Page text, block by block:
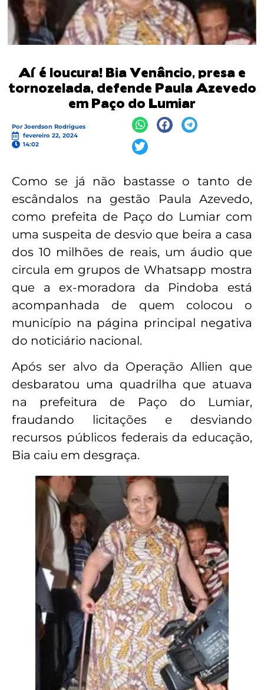
Aí é loucura! Bia Venâncio, presa e
tornozelada, defende Paula Azevedo
em Paço do Lumiar
Por Joerdson Rodrigues
fevereiro 22, 2024
14:02
Como se já não bastasse o tanto de
escândalos na gestão Paula Azevedo,
como prefeita de Paço do Lumiar com
uma suspeita de desvio que beira a casa
dos 10 milhões de reais, um áudio que
circula em grupos de Whatsapp mostra
que a ex-moradora da Pindoba está
acompanhada de quem colocou o
município na página principal negativa
do noticiário nacional.
Após ser alvo da Operação Allien que
desbaratou uma quadrilha que atuava
na prefeitura de Paço do Lumiar,
fraudando licitações e desviando
recursos públicos federais da educação,
Bia caiu em desgraça.